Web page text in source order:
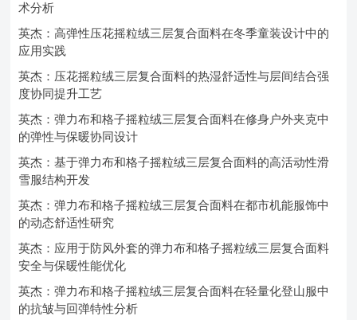
术分析
英杰：高弹性压花摇粒绒三层复合面料在冬季童装设计中的
应用实践
英杰：压花摇粒绒三层复合面料的热湿舒适性与层间结合强
度协同提升工艺
英杰：弹力布和格子摇粒绒三层复合面料在修身户外夹克中
的弹性与保暖协同设计
英杰：基于弹力布和格子摇粒绒三层复合面料的高活动性滑
雪服结构开发
英杰：弹力布和格子摇粒绒三层复合面料在都市机能服饰中
的动态舒适性研究
英杰：应用于防风外套的弹力布和格子摇粒绒三层复合面料
安全与保暖性能优化
英杰：弹力布和格子摇粒绒三层复合面料在轻量化登山服中
的抗皱与回弹特性分析